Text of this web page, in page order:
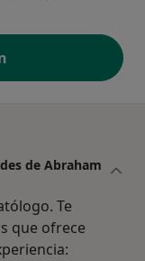
de Abraham
Te
que ofrece